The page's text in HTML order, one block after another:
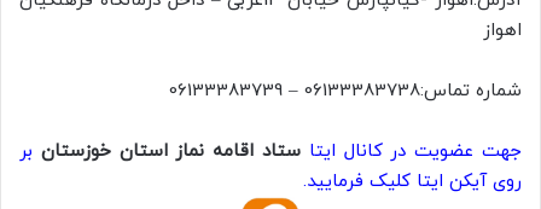
اهواز
شماره تماس:06133383738 – 06133383739
جهت عضویت در کانال ایتا ستاد اقامه نماز استان خوزستان بر
روی آیکن ایتا کلیک فرمایید.